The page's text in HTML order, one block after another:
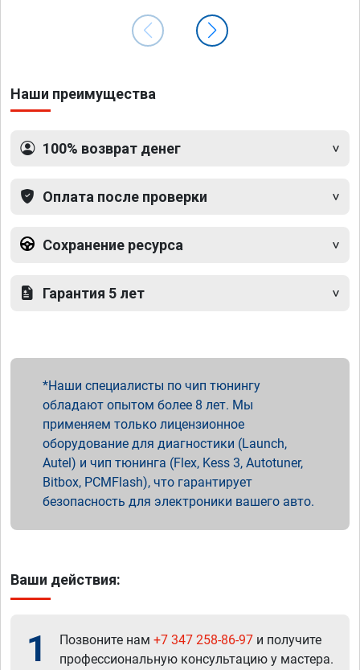
Наши преимущества
100% возврат денег
Оплата после проверки
Сохранение ресурса
Гарантия 5 лет
Наши специалисты по чип тюнингу
обладают опытом более 8 лет. Мы
применяем только лицензионное
оборудование для диагностики (Launch,
Autel) и чип тюнинга (Flex, Kess 3, Autotuner,
Bitbox, PCMFlash), что гарантирует
безопасность для электроники вашего авто.
Ваши действия:
1 Позвоните нам +7 347 258-86-97 и получите
профессиональную консультацию у мастера.